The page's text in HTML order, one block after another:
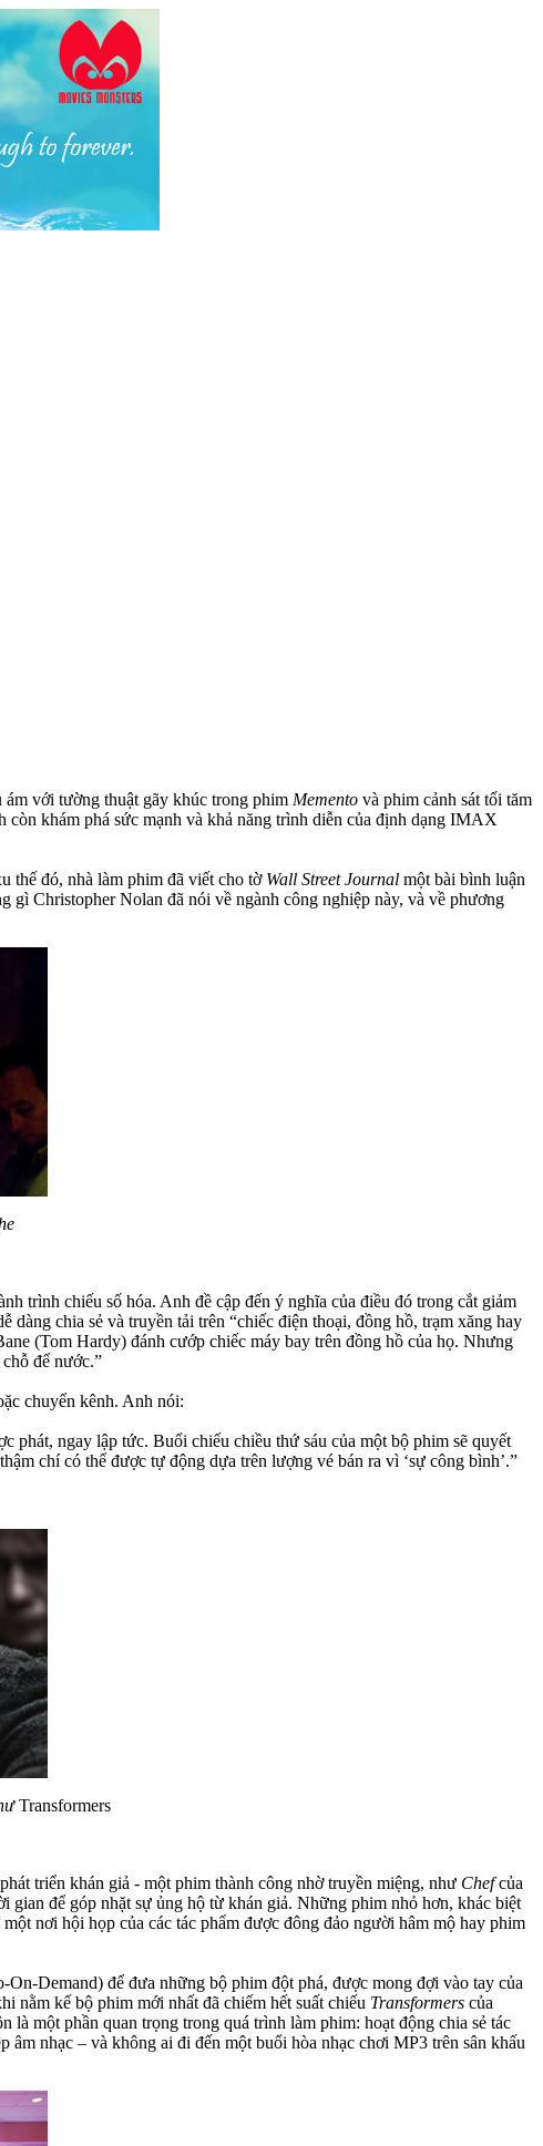
với tường thuật gãy khúc trong phim Memento và phim cảnh sát tối tăm
còn khám phá sức mạnh và khả năng trình diễn của định dạng IMAX
thế đó, nhà làm phim đã viết cho tờ Wall Street Journal một bài bình luận
gì Christopher Nolan đã nói về ngành công nghiệp này, và về phương
trình chiếu số hóa. Anh đề cập đến ý nghĩa của điều đó trong cắt giảm
chia sẻ và truyền tải trên “chiếc điện thoại, đồng hồ, trạm xăng hay
(Tom Hardy) đánh cướp chiếc máy bay trên đồng hồ của họ. Nhưng
để nước.”
chuyển kênh. Anh nói:
phát, ngay lập tức. Buổi chiếu chiều thứ sáu của một bộ phim sẽ quyết
chí có thể được tự động dựa trên lượng vé bán ra vì ‘sự công bình’.”
Transformers
triển khán giả - một phim thành công nhờ truyền miệng, như Chefcủa
gian để góp nhặt sự ủng hộ từ khán giả. Những phim nhỏ hơn, khác biệt
nơi hội họp của các tác phẩm được đông đảo người hâm mộ hay phim
Demand) để đưa những bộ phim đột phá, được mong đợi vào tay của
nằm kế bộ phim mới nhất đã chiếm hết suất chiếu Transformers của
một phần quan trọng trong quá trình làm phim: hoạt động chia sẻ tác
nhạc – và không ai đi đến một buổi hòa nhạc chơi MP3 trên sân khấu